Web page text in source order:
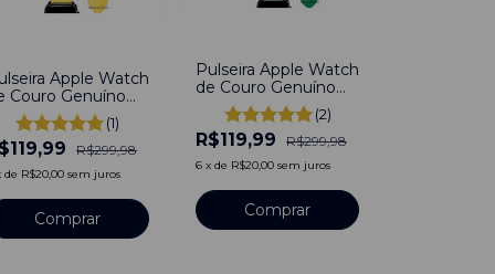
Apple Watch
Couro Genuíno
Duo Be
Canario
Com
Watch
40/41mm
(1)
R$299,98
de R$20,00 sem juros
Comprar
Pulseira Apple Watch
de Couro Genuíno
Social Duo Be Verde
Compatível Com
Apple Watch
38/40/41mm
(2)
R$119,99 R$299,98
6 x de R$20,00 sem juros
Comprar